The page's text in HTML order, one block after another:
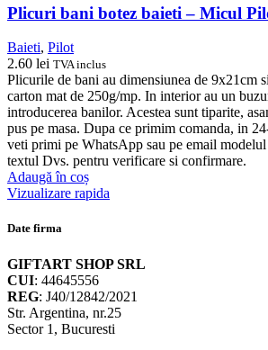
Plicuri bani botez baieti – Micul
Baieti, Pilot
2.60 lei TVA inclus
Plicurile de bani au dimensiunea de 9x21cm
carton mat de 250g/mp. In interior au un
introducerea banilor. Acestea sunt tiparite,
pus pe masa. Dupa ce primim comanda, in
veti primi pe WhatsApp sau pe email
textul Dvs. pentru verificare si confirmare.
Adaugă în coș
Vizualizare rapida
Date firma
GIFTART SHOP SRL
CUI: 44645556
REG: J40/12842/2021
Str. Argentina, nr.25
Sector 1, Bucuresti